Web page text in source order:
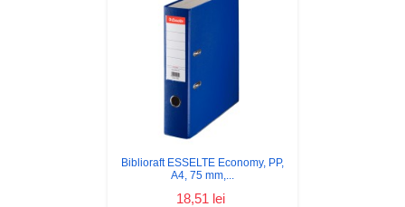
Biblioraft ESSELTE Economy, PP,
A4, 75 mm,...
18,51 lei